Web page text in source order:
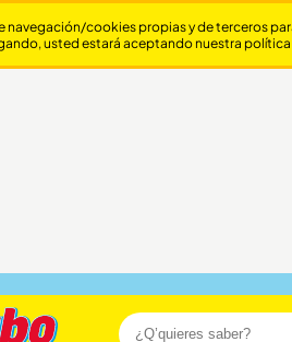
navegación/cookies propias y de terceros
usted estará aceptando nuestra